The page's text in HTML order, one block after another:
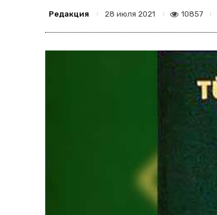
Редакция 28 июля 2021 10857